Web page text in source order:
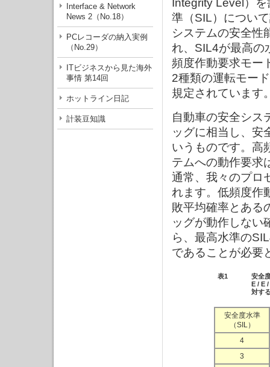
Interface & Network
News 2（No.18）
PCレコーダの納入実例
（No.29）
ITビジネスから見た海外
事情 第14回
ホットライン日記
計装豆知識
Integrity Level）
準（SIL）につい
システムの安全性
れ、SIL4が最高の
頻度作動要求モー
2種類の運転モー
規定されています
自動車の安全シス
ッグに相当し、安
いうものです。高
テムへの動作要求
通常、我々のプロ
れます。低頻度作
敗平均確率とある
ッグが動作しない
ら、最高水準の
であることが必要
表1
安全
E / E
対す
安全度水準
（SIL）
4
3